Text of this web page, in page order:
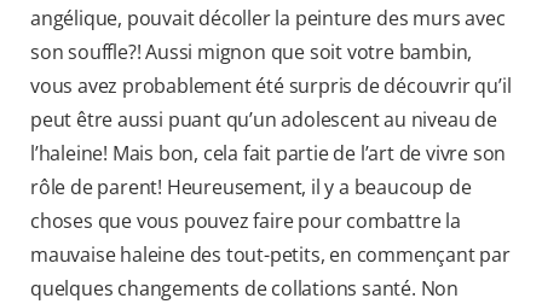
angélique, pouvait décoller la peinture des murs avec
son souffle?! Aussi mignon que soit votre bambin,
vous avez probablement été surpris de découvrir qu’il
peut être aussi puant qu’un adolescent au niveau de
l’haleine! Mais bon, cela fait partie de l’art de vivre son
rôle de parent! Heureusement, il y a beaucoup de
choses que vous pouvez faire pour combattre la
mauvaise haleine des tout-petits, en commençant par
quelques changements de collations santé. Non